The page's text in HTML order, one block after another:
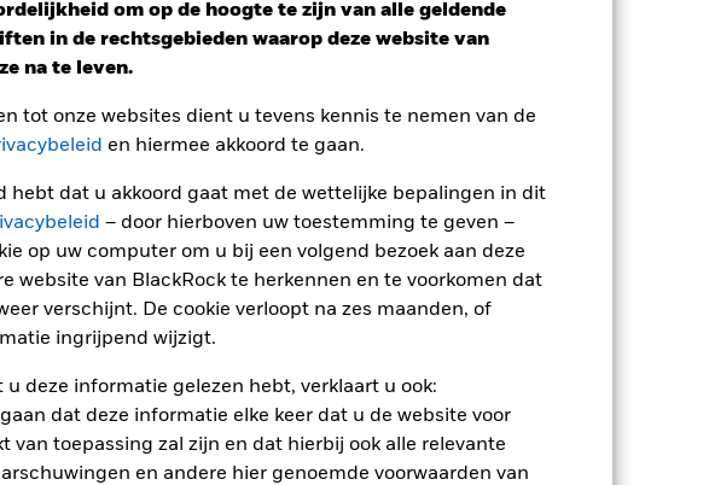
om op de hoogte te zijn van alle geldende
in de rechtsgebieden waarop deze website van
na te leven.
tot onze websites dient u tevens kennis te nemen van de
en hiermee akkoord te gaan.
hebt dat u akkoord gaat met de wettelijke bepalingen in dit
– door hierboven uw toestemming te geven –
op uw computer om u bij een volgend bezoek aan deze
website van BlackRock te herkennen en te voorkomen dat
verschijnt. De cookie verloopt na zes maanden, of
ingrijpend wijzigt.
u deze informatie gelezen hebt, verklaart u ook:
dat deze informatie elke keer dat u de website voor
van toepassing zal zijn en dat hierbij ook alle relevante
en andere hier genoemde voorwaarden van
12 maanden
het procentuele verlies of de winst per jaar over de
kan u helpen om te beoordelen hoe het product in het
te vergelijken.